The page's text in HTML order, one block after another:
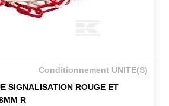
Conditionnement UNITE(S)
SIGNALISATION ROUGE ET
R